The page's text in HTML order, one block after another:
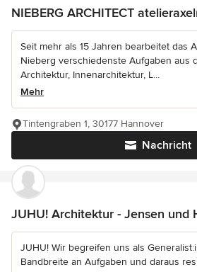
NIEBERG ARCHITECT
Seit mehr als 15 Jahren bearbeitet das
Nieberg verschiedenste Aufgaben aus
Architektur, Innenarchitektur, L...
Mehr
Nachricht
Tintengraben 1, 30177 Hannover
JUHU! Architektur - Jensen und
JUHU! Wir begreifen uns als
Bandbreite an Aufgaben und daraus